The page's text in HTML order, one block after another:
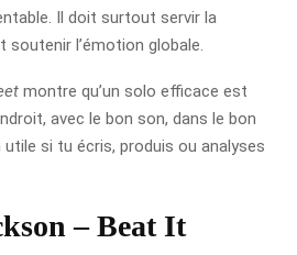
Il doit surtout servir la
l’émotion globale.
montre qu’un solo efficace est
avec le bon son, dans le bon
utile si tu écris, produis ou analyses
– Beat It